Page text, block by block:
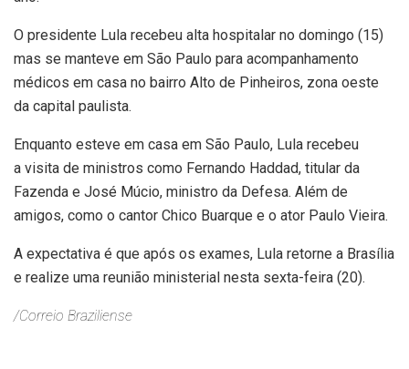
O presidente Lula recebeu alta hospitalar no domingo (15)
mas se manteve em São Paulo para acompanhamento
médicos em casa no bairro Alto de Pinheiros, zona oeste
da capital paulista.
Enquanto esteve em casa em São Paulo, Lula recebeu
a visita de ministros como Fernando Haddad, titular da
Fazenda e José Múcio, ministro da Defesa. Além de
amigos, como o cantor Chico Buarque e o ator Paulo Vieira.
A expectativa é que após os exames, Lula retorne a Brasília
e realize uma reunião ministerial nesta sexta-feira (20).
/Correio Braziliense